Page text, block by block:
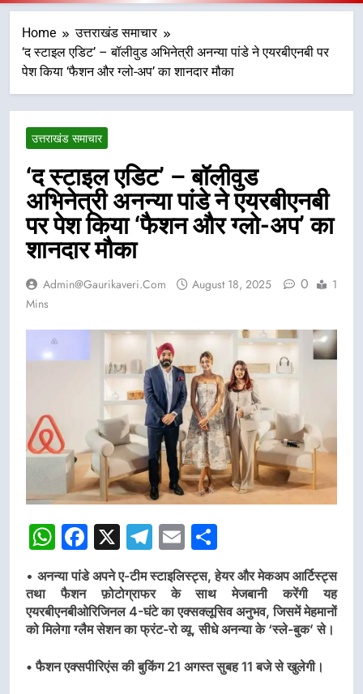
Home
उत्तराखंड समाचार
‘द स्टाइल एडिट’ – बॉलीवुड अभिनेत्री अनन्या पांडे ने एयरबीएनबी पर
पेश किया ‘फैशन और ग्लो-अप’ का शानदार मौका
उत्तराखंड समाचार
‘द स्टाइल एडिट’ – बॉलीवुड
अभिनेत्री अनन्या पांडे ने एयरबीएनबी
पर पेश किया ‘फैशन और ग्लो-अप’ का
शानदार मौका
Admin@gaurikaveri.com August 18, 2025 0
1
Mins
WhatsApp
Facebook
X Telegram
Email
• अनन्या पांडे अपने ए-टीम स्टाइलिस्ट्स, हेयर और मेकअप आर्टिस्ट्स
तथा फैशन फ़ोटोग्राफर के साथ मेजबानी करेंगी यह
एयरबीएनबीओरिजिनल 4-घंटे का एक्सक्लूसिव अनुभव, जिसमें मेहमानों
को मिलेगा ग्लैम सेशन का फ्रंट-रो व्यू, सीधे अनन्या के ‘स्ले-बुक’ से।
• फैशन एक्सपीरिएंस की बुकिंग 21 अगस्त सुबह 11 बजे से खुलेगी।